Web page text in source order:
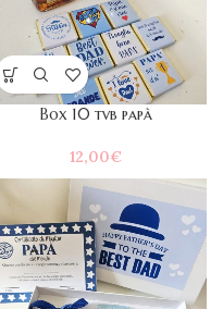
Box 10 tvb papà
12,00€